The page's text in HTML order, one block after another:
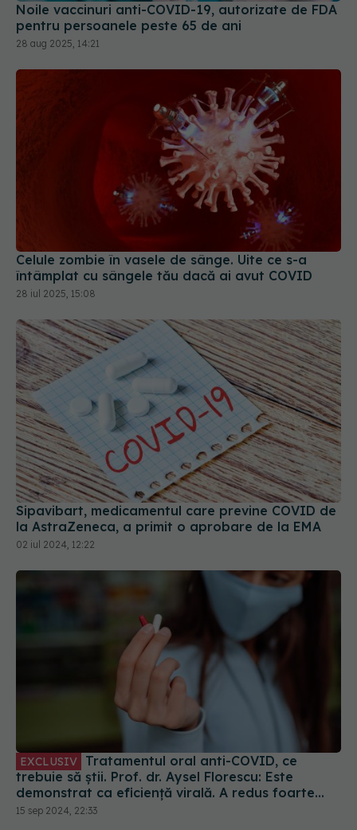
Celule zombie în vasele de sânge. Uite ce s-a
întâmplat cu sângele tău dacă ai avut COVID
Sipavibart, medicamentul care previne COVID de
la AstraZeneca, a primit o aprobare de la EMA
02 iul 2024, 12:22
trebuie să știi. Prof. dr. Aysel Florescu: Este
demonstrat ca eficiență virală. A redus foarte
mult riscul de spitalizare